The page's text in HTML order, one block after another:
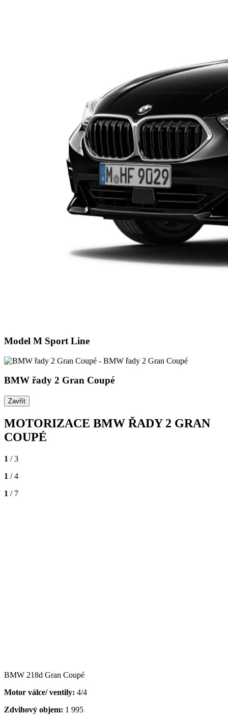
Model M Sport Line
BMW řady 2 Gran Coupé
Zavřít
MOTORIZACE BMW ŘADY 2 GRAN
COUPÉ
1 / 3
1 / 4
1 / 7
BMW 218d Gran Coupé
Motor válce/ ventily: 4/4
Zdvihový objem: 1 995